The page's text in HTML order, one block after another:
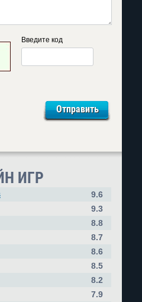
Введите код
ИГР
9.6
9.3
8.8
8.7
8.6
8.5
8.2
7.9